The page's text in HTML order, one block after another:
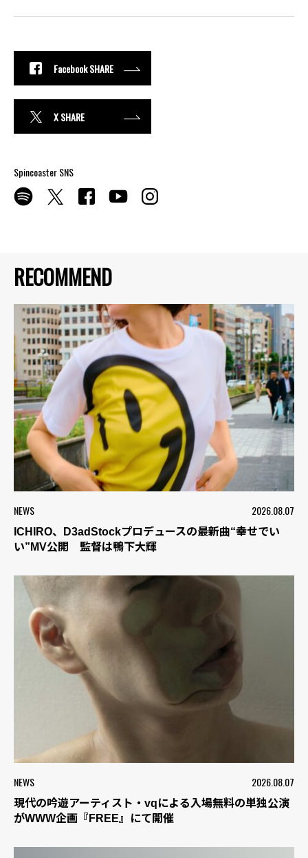
RECOMMEND
NEWS 2026.08.07
ICHIRO、D3adStockプロデュースの最新曲“幸せでい
い”MV公開 監督は鴨下大輝
NEWS 2026.08.07
現代の吟遊アーティスト・vqによる入場無料の単独公演
がWWW企画『FREE』にて開催
Facebook SHARE
X SHARE
Spincoaster SNS